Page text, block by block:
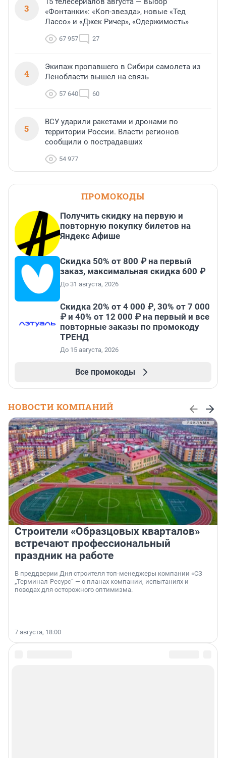
3
«Фонтанки»: «Коп-звезда», новые «Тед
Лассо» и «Джек Ричер», «Одержимость»
67 957 27
4
Экипаж пропавшего в Сибири самолета из
Ленобласти вышел на связь
57 640 60
5
ВСУ ударили ракетами и дронами по
территории России. Власти регионов
сообщили о пострадавших
54 977
ПРОМОКОДЫ
Получить скидку на первую и
повторную покупку билетов на
Яндекс Афише
Скидка 50% от 800 ₽ на первый
заказ, максимальная скидка 600 ₽
До 31 августа, 2026
Скидка 20% от 4 000 ₽, 30% от 7 000
₽ и 40% от 12 000 ₽ на первый и все
повторные заказы по промокоду
ТРЕНД
До 15 августа, 2026
Все промокоды
НОВОСТИ КОМПАНИЙ
Строители «Образцовых кварталов»
встречают профессиональный
праздник на работе
В преддверии Дня строителя топ-менеджеры компании «СЗ
„Терминал-Ресурс“ — о планах компании, испытаниях и
поводах для осторожного оптимизма.
7 августа, 18:00